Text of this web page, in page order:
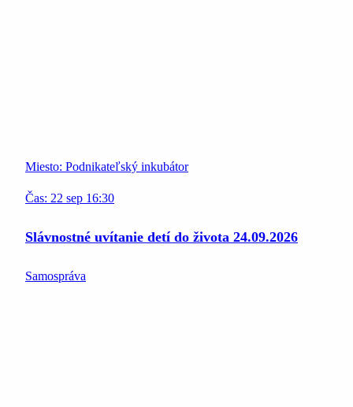
Miesto: Podnikateľský inkubátor
Čas: 22 sep 16:30
Slávnostné uvítanie detí do života 24.09.2026
Samospráva